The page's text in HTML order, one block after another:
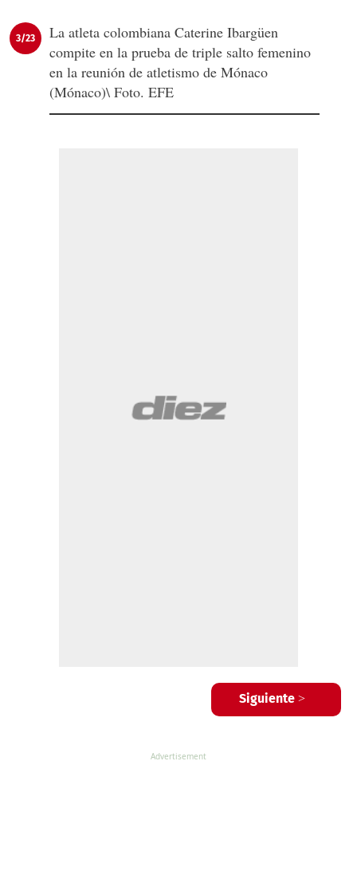
3/23
La atleta colombiana Caterine Ibargüen
compite en la prueba de triple salto femenino
en la reunión de atletismo de Mónaco
(Mónaco)\ Foto. EFE
Siguiente >